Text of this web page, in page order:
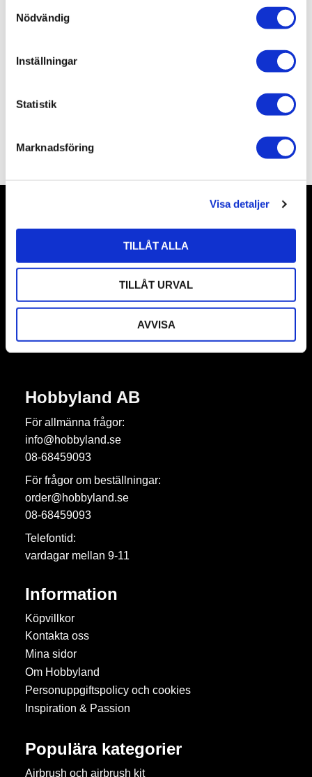
l
Nödvändig
Inställningar
Statistik
Marknadsföring
Visa detaljer
TILLÅT ALLA
TILLÅT URVAL
AVVISA
Nyhetsbrev
Prenumerera
Dina personuppgifter behandlas i enlighet med vår
Hobbyland AB
För allmänna frågor:
info@hobbyland.se
08-68459093
För frågor om beställningar:
order@hobbyland.se
08-68459093
Telefontid:
vardagar mellan 9-11
Information
Köpvillkor
Kontakta oss
Mina sidor
Om Hobbyland
Personuppgiftspolicy och cookies
Inspiration & Passion
Populära kategorier
Airbrush och airbrush kit